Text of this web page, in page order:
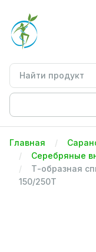
Главная
Серебряные
Т-образная
150/250Т